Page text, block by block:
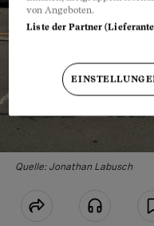
Quelle: Jonathan Labusch
von Angeboten.
Liste der Partner